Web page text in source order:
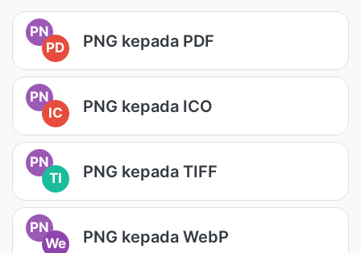
PN
PD
PNG kepada PDF
PN
IC
PNG kepada ICO
PN
TI
PNG kepada TIFF
PN
We
PNG kepada WebP